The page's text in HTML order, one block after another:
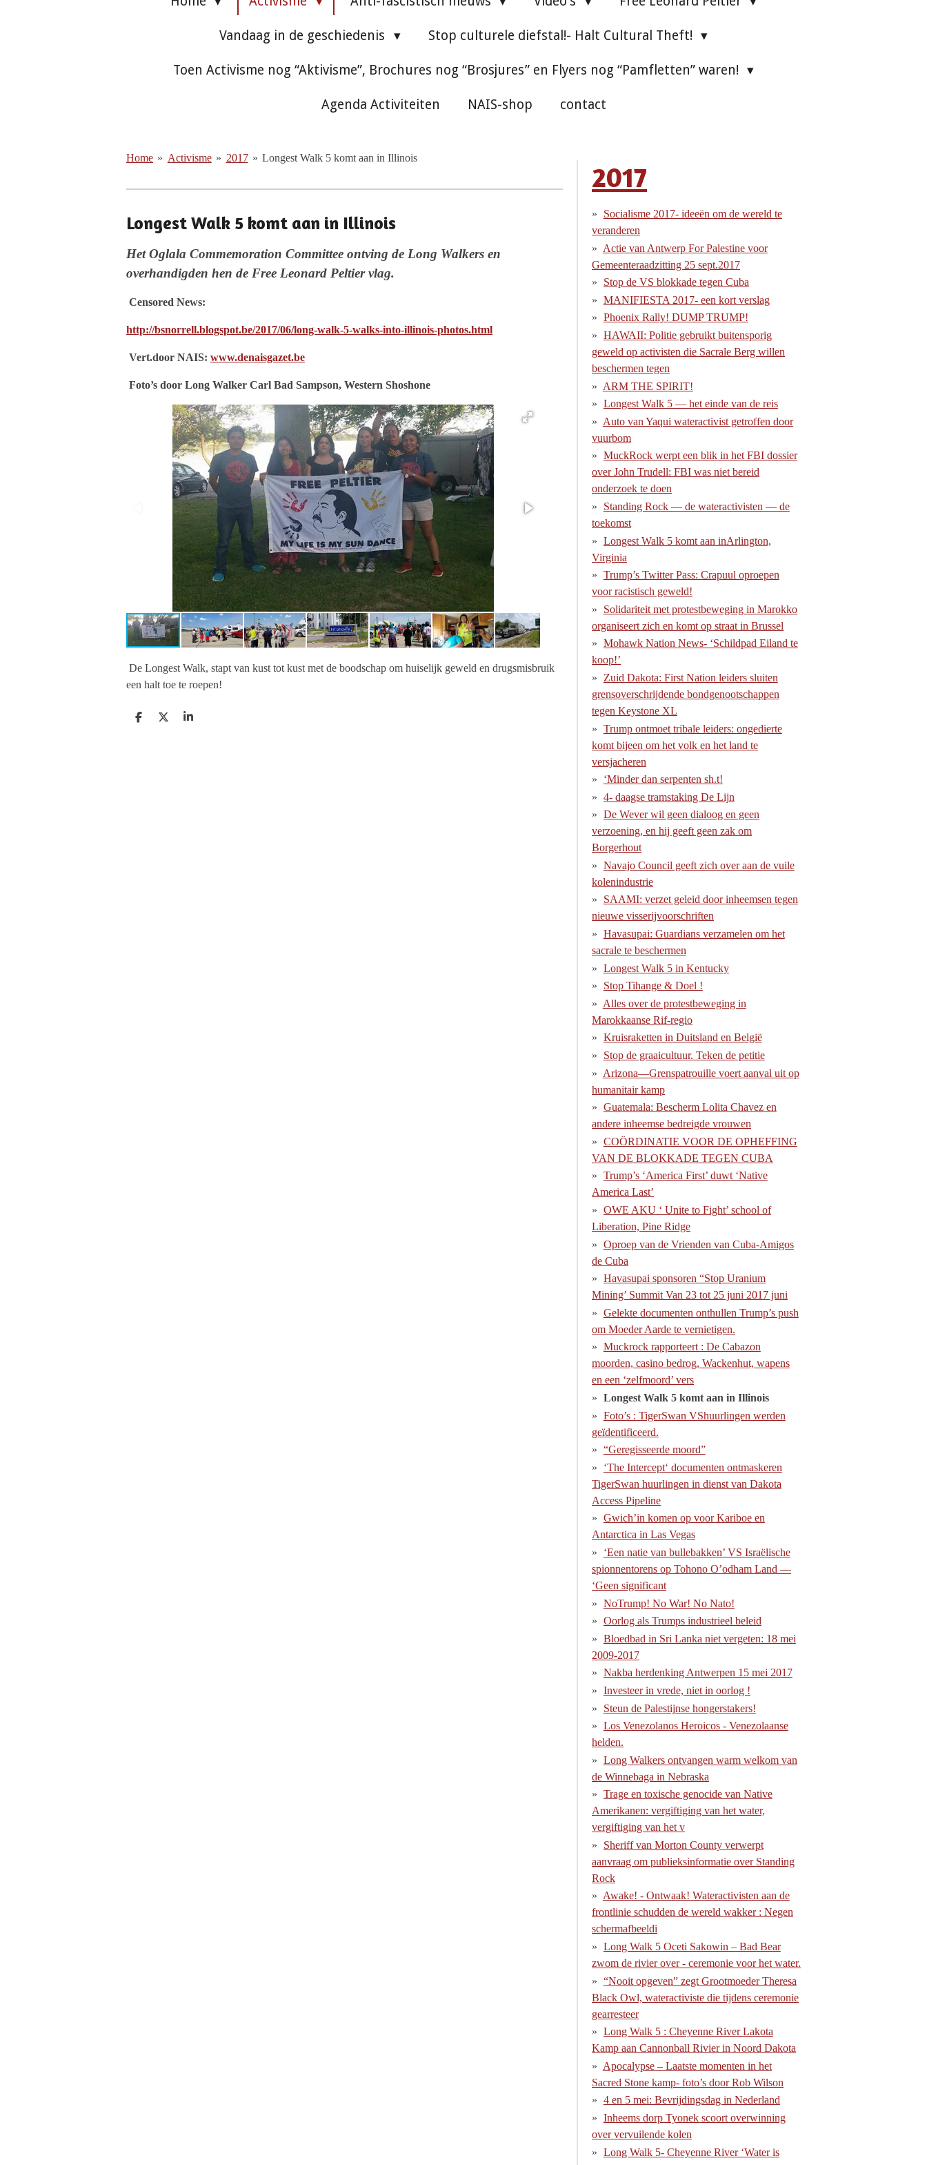
Vandaag in de geschiedenis Stop culturele diefstal!- Halt Cultural Theft!
Toen Activisme nog “Aktivisme”, Brochures nog “Brosjures” en Flyers nog “Pamfletten” waren!
Agenda Activiteiten NAIS-shop contact
Home » Activisme » 2017 » Longest Walk 5 komt aan in Illinois
Longest Walk 5 komt aan in Illinois
Het Oglala Commemoration Committee ontving de Long Walkers en
overhandigden hen de Free Leonard Peltier vlag.
Censored News:
http://bsnorrell.blogspot.be/2017/06/long-walk-5-walks-into-illinois-photos.html
Vert.door NAIS: www.denaisgazet.be
Foto’s door Long Walker Carl Bad Sampson, Western Shoshone
De Longest Walk, stapt van kust tot kust met de boodschap om huiselijk geweld en drugsmisbruik
een halt toe te roepen!
D
D
S
2017
Socialisme 2017- ideeën om de wereld te
veranderen
Actie van Antwerp For Palestine voor
Gemeenteraadzitting 25 sept.2017
Stop de VS blokkade tegen Cuba
MANIFIESTA 2017- een kort verslag
Phoenix Rally! DUMP TRUMP!
HAWAII: Politie gebruikt buitensporig
geweld op activisten die Sacrale Berg willen
beschermen tegen
ARM THE SPIRIT!
Longest Walk 5 — het einde van de reis
Auto van Yaqui wateractivist getroffen door
vuurbom
MuckRock werpt een blik in het FBI dossier
over John Trudell: FBI was niet bereid
onderzoek te doen
Standing Rock — de wateractivisten — de
toekomst
Longest Walk 5 komt aan inArlington,
Virginia
Trump’s Twitter Pass: Crapuul oproepen
voor racistisch geweld!
Solidariteit met protestbeweging in Marokko
organiseert zich en komt op straat in Brussel
Mohawk Nation News- ‘Schildpad Eiland te
koop!’
Zuid Dakota: First Nation leiders sluiten
grensoverschrijdende bondgenootschappen
tegen Keystone XL
Trump ontmoet tribale leiders: ongedierte
komt bijeen om het volk en het land te
versjacheren
‘Minder dan serpenten sh.t!
4- daagse tramstaking De Lijn
De Wever wil geen dialoog en geen
verzoening, en hij geeft geen zak om
Borgerhout
Navajo Council geeft zich over aan de vuile
kolenindustrie
SAAMI: verzet geleid door inheemsen tegen
nieuwe visserijvoorschriften
Havasupai: Guardians verzamelen om het
sacrale te beschermen
Longest Walk 5 in Kentucky
Stop Tihange & Doel !
Alles over de protestbeweging in
Marokkaanse Rif-regio
Kruisraketten in Duitsland en België
Stop de graaicultuur. Teken de petitie
Arizona—Grenspatrouille voert aanval uit op
humanitair kamp
Guatemala: Bescherm Lolita Chavez en
andere inheemse bedreigde vrouwen
COÖRDINATIE VOOR DE OPHEFFING
VAN DE BLOKKADE TEGEN CUBA
Trump’s ‘America First’ duwt ‘Native
America Last’
OWE AKU ‘ Unite to Fight’ school of
Liberation, Pine Ridge
Oproep van de Vrienden van Cuba-Amigos
de Cuba
Havasupai sponsoren “Stop Uranium
Mining’ Summit Van 23 tot 25 juni 2017 juni
Gelekte documenten onthullen Trump’s push
om Moeder Aarde te vernietigen.
Muckrock rapporteert : De Cabazon
moorden, casino bedrog, Wackenhut, wapens
en een ‘zelfmoord’ vers
Longest Walk 5 komt aan in Illinois
Foto’s : TigerSwan VShuurlingen werden
geïdentificeerd.
“Geregisseerde moord”
‘The Intercept‘ documenten ontmaskeren
TigerSwan huurlingen in dienst van Dakota
Access Pipeline
Gwich’in komen op voor Kariboe en
Antarctica in Las Vegas
‘Een natie van bullebakken’ VS Israëlische
spionnentorens op Tohono O’odham Land —
‘Geen significant
NoTrump! No War! No Nato!
Oorlog als Trumps industrieel beleid
Bloedbad in Sri Lanka niet vergeten: 18 mei
2009-2017
Nakba herdenking Antwerpen 15 mei 2017
Investeer in vrede, niet in oorlog !
Steun de Palestijnse hongerstakers!
Los Venezolanos Heroicos - Venezolaanse
helden.
Long Walkers ontvangen warm welkom van
de Winnebaga in Nebraska
Trage en toxische genocide van Native
Amerikanen: vergiftiging van het water,
vergiftiging van het v
Sheriff van Morton County verwerpt
aanvraag om publieksinformatie over Standing
Rock
Awake! - Ontwaak! Wateractivisten aan de
frontlinie schudden de wereld wakker : Negen
schermafbeeldi
Long Walk 5 Oceti Sakowin – Bad Bear
zwom de rivier over - ceremonie voor het water.
“Nooit opgeven” zegt Grootmoeder Theresa
Black Owl, wateractiviste die tijdens ceremonie
gearresteer
Long Walk 5 : Cheyenne River Lakota
Kamp aan Cannonball Rivier in Noord Dakota
Apocalypse – Laatste momenten in het
Sacred Stone kamp- foto’s door Rob Wilson
4 en 5 mei: Bevrijdingsdag in Nederland
Inheems dorp Tyonek scoort overwinning
over vervuilende kolen
Long Walk 5- Cheyenne River ‘Water is